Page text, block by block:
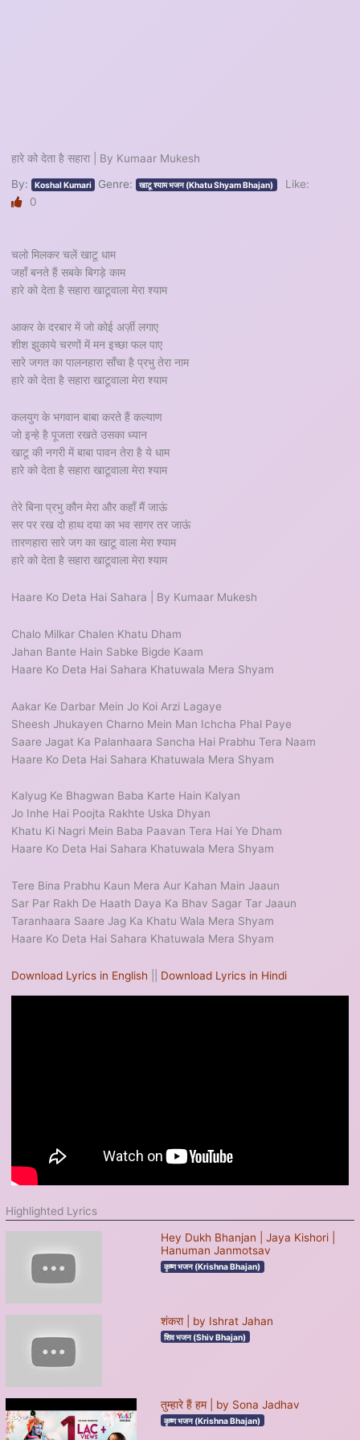
हारे को देता है सहारा | By Kumaar Mukesh
By: Koshal Kumari Genre: खाटू श्याम भजन (Khatu Shyam Bhajan)
Like:
0
चलो मिलकर चलें खाटू धाम
जहाँ बनते हैं सबके बिगड़े काम
हारे को देता है सहारा खाटूवाला मेरा श्याम
आकर के दरबार में जो कोई अर्ज़ी लगाए
शीश झुकाये चरणों में मन इच्छा फल पाए
सारे जगत का पालनहारा साँचा है प्रभु तेरा नाम
हारे को देता है सहारा खाटूवाला मेरा श्याम
कलयुग के भगवान बाबा करते हैं कल्याण
जो इन्हे है पूजता रखते उसका ध्यान
खाटू की नगरी में बाबा पावन तेरा है ये धाम
हारे को देता है सहारा खाटूवाला मेरा श्याम
तेरे बिना प्रभु कौन मेरा और कहाँ मैं जाऊं
सर पर रख दो हाथ दया का भव सागर तर जाऊं
तारणहारा सारे जग का खाटू वाला मेरा श्याम
हारे को देता है सहारा खाटूवाला मेरा श्याम
Haare Ko Deta Hai Sahara | By Kumaar Mukesh
Chalo Milkar Chalen Khatu Dham
Jahan Bante Hain Sabke Bigde Kaam
Haare Ko Deta Hai Sahara Khatuwala Mera Shyam
Aakar Ke Darbar Mein Jo Koi Arzi Lagaye
Sheesh Jhukayen Charno Mein Man Ichcha Phal Paye
Saare Jagat Ka Palanhaara Sancha Hai Prabhu Tera Naam
Haare Ko Deta Hai Sahara Khatuwala Mera Shyam
Kalyug Ke Bhagwan Baba Karte Hain Kalyan
Jo Inhe Hai Poojta Rakhte Uska Dhyan
Khatu Ki Nagri Mein Baba Paavan Tera Hai Ye Dham
Haare Ko Deta Hai Sahara Khatuwala Mera Shyam
Tere Bina Prabhu Kaun Mera Aur Kahan Main Jaaun
Sar Par Rakh De Haath Daya Ka Bhav Sagar Tar Jaaun
Taranhaara Saare Jag Ka Khatu Wala Mera Shyam
Haare Ko Deta Hai Sahara Khatuwala Mera Shyam
Download Lyrics in English Download Lyrics in Hindi
Highlighted Lyrics
Hey Dukh Bhanjan | Jaya Kishori |
Hanuman Janmotsav
कृष्ण भजन (Krishna Bhajan)
शंकरा | by Ishrat Jahan
शिव भजन (Shiv Bhajan)
तुम्हारे हैं हम | by Sona Jadhav
कृष्ण भजन (Krishna Bhajan)